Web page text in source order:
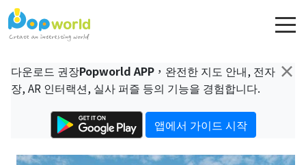
×
다운로드 권장Popworld APP ，완전한 지도 안내, 전자
장, AR 인터랙션, 실사 퍼즐 등의 기능을 경험합니다.
앱에서 가이드 시작